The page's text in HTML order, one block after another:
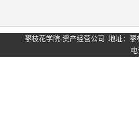
攀枝花学院-资产经营公司 地址：攀